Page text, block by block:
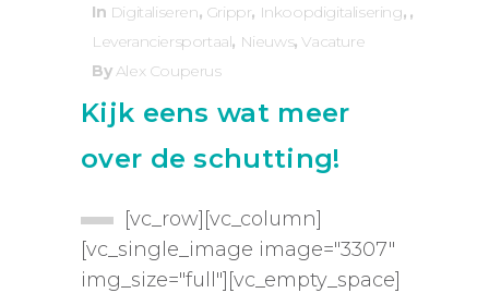
In Digitaliseren, Grippr, Inkoopdigitalisering,
Leveranciersportaal, Nieuws,Vacature
ByAlex Couperus
Kijk eens wat meer
over de schutting!
[vc_row][vc_column]
[vc_single_image image="3307"
img_size="full"][vc_empty_space]